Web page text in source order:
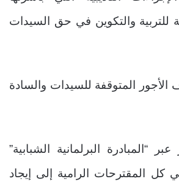
للتربية والتكوين في حق السيدات
المتوقفة للسيدات والسادة
“المبادرة البرلمانية الشبابية”
كل المقترحات الرامية إلى إيجاد